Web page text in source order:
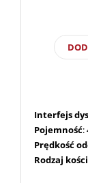
Interfejs
Pojemność:
Prędkość
Rodzaj